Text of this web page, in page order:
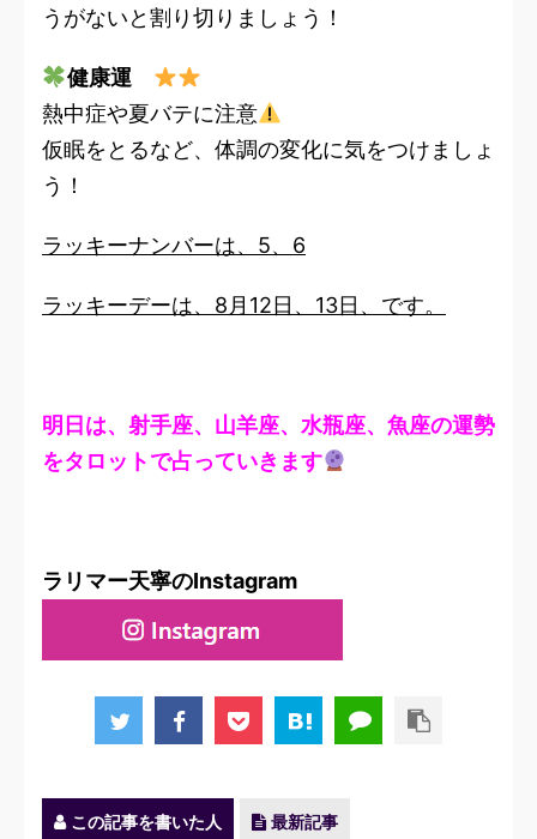
うがないと割り切りましょう！
健康運
熱中症や夏バテに注意
仮眠をとるなど、体調の変化に気をつけましょ
う！
ラッキーナンバーは、5、6
ラッキーデーは、8月12日、13日、です。
明日は、射手座、山羊座、水瓶座、魚座の運勢
をタロットで占っていきます
ラリマー天寧のInstagram
この記事を書いた人 最新記事